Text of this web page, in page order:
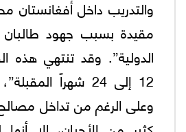
والتدريب داخل أفغانستان
مقيدة بسبب جهود طالبان
الدولية”. وقد تنتهي هذه
12 إلى 24 شهراً
وعلى الرغم من تداخل